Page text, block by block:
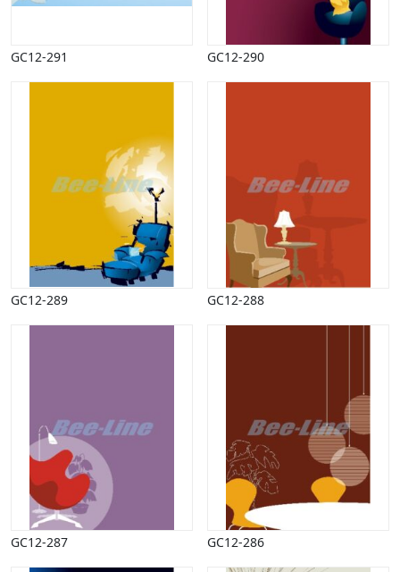
Sundhed, sygdom
Trafik, færdsel
Underholdning, kultur
Vinter
GC12-291 GC12-290
GC12-289 GC12-288
GC12-287 GC12-286